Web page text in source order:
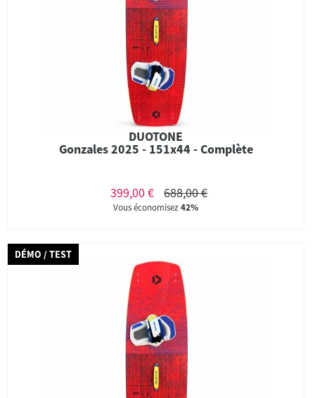
DUOTONE
Gonzales 2025 - 151x44 - Complète
399,00 € 688,00 €
Vous économisez42%
DÉMO / TEST